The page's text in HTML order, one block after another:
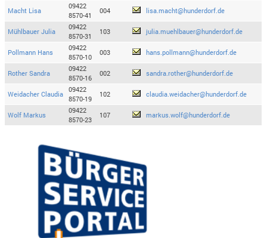
Macht Lisa
09422
8570-41
004 lisa.macht@hunderdorf.de
Mühlbauer Julia
09422
8570-31
103 julia.muehlbauer@hunderdorf.de
Pollmann Hans
09422
8570-10
003 hans.pollmann@hunderdorf.de
Rother Sandra
09422
8570-16
002 sandra.rother@hunderdorf.de
Weidacher Claudia
09422
8570-19
102 claudia.weidacher@hunderdorf.de
Wolf Markus
09422
8570-23
107 markus.wolf@hunderdorf.de